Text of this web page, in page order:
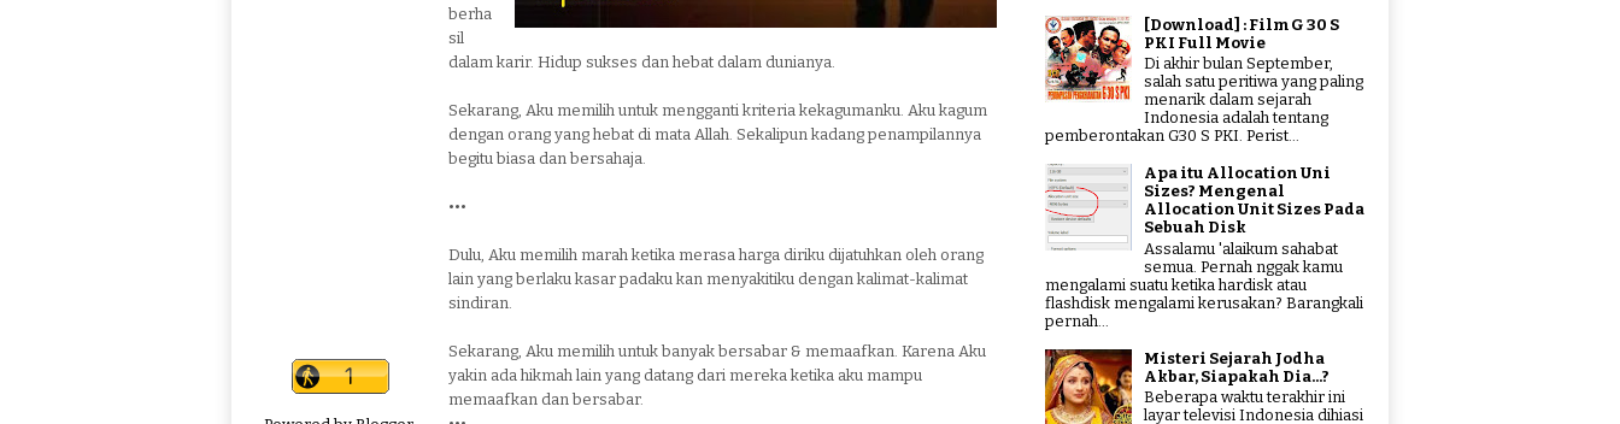
berha
sil
dalam karir. Hidup sukses dan hebat dalam dunianya.
Sekarang, Aku memilih untuk mengganti kriteria kekagumanku. Aku kagum
dengan orang yang hebat di mata Allah. Sekalipun kadang penampilannya
begitu biasa dan bersahaja.
•••
Dulu, Aku memilih marah ketika merasa harga diriku dijatuhkan oleh orang
lain yang berlaku kasar padaku kan menyakitiku dengan kalimat-kalimat
sindiran.
Sekarang, Aku memilih untuk banyak bersabar & memaafkan. Karena Aku
yakin ada hikmah lain yang datang dari mereka ketika aku mampu
memaafkan dan bersabar.
[Download] : Film G 30 S
PKI Full Movie
Di akhir bulan September,
salah satu peritiwa yang paling
menarik dalam sejarah
Indonesia adalah tentang
pemberontakan G30 S PKI. Perist...
Apa itu Allocation Uni
Sizes? Mengenal
Allocation Unit Sizes Pada
Sebuah Disk
Assalamu 'alaikum sahabat
semua. Pernah nggak kamu
mengalami suatu ketika hardisk atau
flashdisk mengalami kerusakan? Barangkali
pernah...
Misteri Sejarah Jodha
Akbar, Siapakah Dia...?
Beberapa waktu terakhir ini
layar televisi Indonesia dihiasi